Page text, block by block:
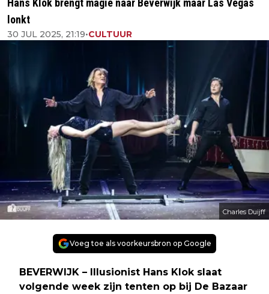
Hans Klok brengt magie naar Beverwijk maar Las Vegas
lonkt
30 JUL 2025, 21:19•CULTUUR
Charles Duijff
Voeg toe als voorkeursbron op Google
BEVERWIJK – Illusionist Hans Klok slaat
volgende week zijn tenten op bij De Bazaar